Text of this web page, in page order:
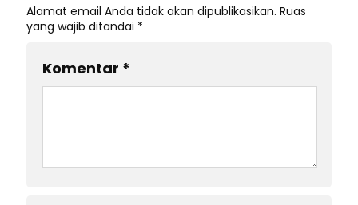
Alamat email Anda tidak akan dipublikasikan. Ruas
yang wajib ditandai *
Komentar *